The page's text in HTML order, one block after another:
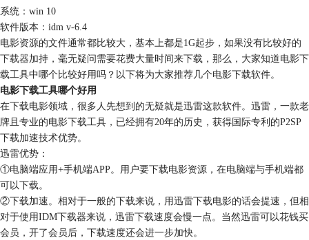
系统：win 10
软件版本：idm v-6.4
电影资源的文件通常都比较大，基本上都是1G起步，如果没有比较好的
下载器加持，毫无疑问需要花费大量时间来下载，那么，大家知道电影下
载工具中哪个比较好用吗？以下将为大家推荐几个电影下载软件。
电影下载工具哪个好用
在下载电影领域，很多人先想到的无疑就是迅雷这款软件。迅雷，一款老
牌且专业的电影下载工具，已经拥有20年的历史，获得国际专利的P2SP
下载加速技术优势。
迅雷优势：
①电脑端应用+手机端APP。用户要下载电影资源，在电脑端与手机端都
可以下载。
②下载加速。相对于一般的下载来说，用迅雷下载电影的话会提速，但相
对于使用IDM下载器来说，迅雷下载速度会慢一点。当然迅雷可以花钱买
会员，开了会员后，下载速度还会进一步加快。